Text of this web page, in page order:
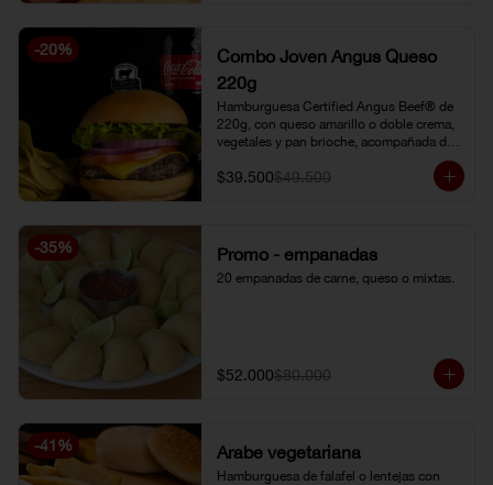
-20%
Combo Joven Angus Queso
220g
Hamburguesa Certified Angus Beef® de
220g, con queso amarillo o doble crema,
vegetales y pan brioche, acompañada de
papa chip o papa francesa y gaseosa o
limonada natural.
$39.500$49.500
-35% Promo - empanadas
20 empanadas de carne, queso o mixtas.
$52.000$80.000
-41 % Árabe vegetariana
Hamburguesa de falafel o lentejas con